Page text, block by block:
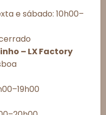
de navegação ou IDs únicos
do consentimento podem
e funções.
e sábado: 10h00–
– LX Factory